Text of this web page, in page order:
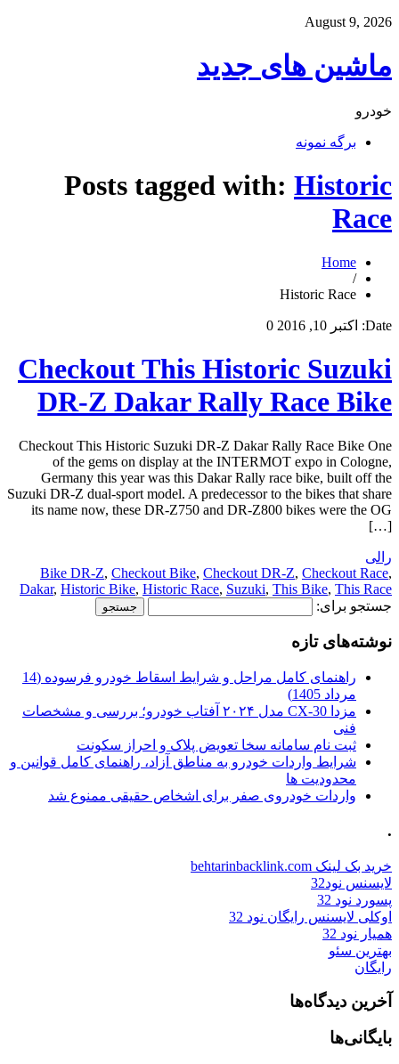
August 9, 2026
ماشین های جدید
خودرو
برگه نمونه
Posts tagged with: Historic
Race
Home
/
Historic Race
Date: اکتبر 10, 2016 0
Checkout This Historic Suzuki
DR-Z Dakar Rally Race Bike
Checkout This Historic Suzuki DR-Z Dakar Rally Race Bike One
of the gems on display at the INTERMOT expo in Cologne,
Germany this year was this Dakar Rally race bike, built off the
Suzuki DR-Z dual-sport model. A predecessor to the bikes that share
its name now, these DR-Z750 and DR-Z800 bikes were the OG
[…]
رالی
Bike DR-Z, Checkout Bike, Checkout DR-Z, Checkout Race,
Dakar, Historic Bike, Historic Race, Suzuki, This Bike, This Race
جستجو برای:
نوشته‌های تازه
راهنمای کامل مراحل و شرایط اسقاط خودرو فرسوده (14
مرداد 1405)
مزدا CX-30 مدل ۲۰۲۴ آفتاب خودرو؛ بررسی و مشخصات
فنی
ثبت نام سامانه سخا تعویض پلاک و احراز سکونت
شرایط واردات خودرو به مناطق آزاد، راهنمای کامل قوانین و
محدودیت ها
واردات خودروی صفر برای اشخاص حقیقی ممنوع شد
.
خرید بک لینک behtarinbacklink.com
لایسنس نود32
پسورد نود 32
اوکلی لایسنس رایگان نود 32
همیار نود 32
بهترین سئو
رایگان
آخرین دیدگاه‌ها
بایگانی‌ها